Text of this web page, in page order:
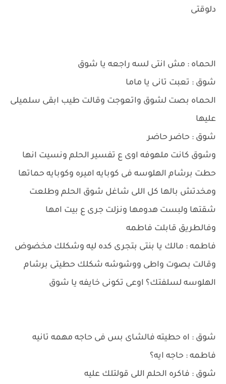
دلوقتى
الحماه : مش انتى لسه راجعه يا شوق
شوق : تعبت تانى يا ماما
الحماه بصت لشوق واتعوجت وقالت طيب ابقى سلميلى
عليها
شوق : حاضر حاضر
وشوق كانت ملهوفه اوى ع تفسير الحلم ونسيت انها
حطت برشام الهلوسه فى كوبايه اميره وكوبايه حماتها
ومخدتش بالها كل اللى شاغل شوق الحلم وطلعت
شقتها ولبست هدومها ونزلت جرى ع بيت امها
وفالطريق قابلت فاطمه
فاطمه : مالك يا بنتى بتجرى كده ليه وشكلك مخضوض
وقالت بصوت واطى ووشوشه شكلك حطيتى برشام
الهلوسه لسلفتك؟ اوعى تكونى خايفه يا شوق
شوق : اه حطيته فالشاى بس فى حاجه مهمه تانيه
فاطمه : حاجه ايه؟
شوق : فاكره الحلم اللى قولتلك عليه